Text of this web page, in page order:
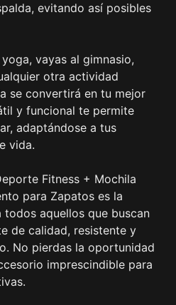
evitando así posibles
vayas al gimnasio,
otra actividad
se convertirá en tu mejor
y funcional te permite
adaptándose a tus
vida.
Fitness + Mochila
para Zapatos es la
aquellos que buscan
de calidad, resistente y
No pierdas la oportunidad
imprescindible para